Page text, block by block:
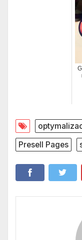
Presell Pages